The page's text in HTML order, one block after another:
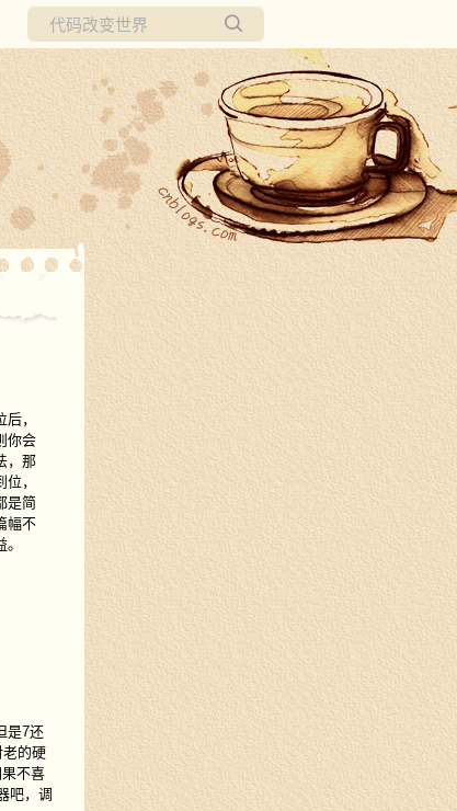
所有博客
当前博客
，
你会
，那
，
是简
幅不
是7还
的硬
不喜
吧，调